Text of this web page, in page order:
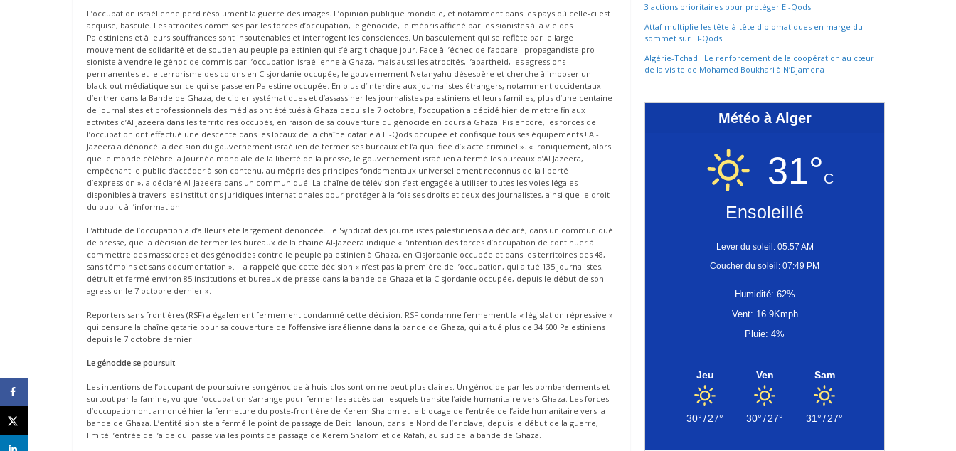
L’occupation israélienne perd résolument la guerre des images. L’opinion publique mondiale, et notamment dans les pays où celle-ci est
acquise, bascule. Les atrocités commises par les forces d’occupation, le génocide, le mépris affiché par les sionistes à la vie des
Palestiniens et à leurs souffrances sont insoutenables et interrogent les consciences. Un basculement qui se reflète par le large
mouvement de solidarité et de soutien au peuple palestinien qui s’élargit chaque jour. Face à l’échec de l’appareil propagandiste pro-
sioniste à vendre le génocide commis par l’occupation israélienne à Ghaza, mais aussi les atrocités, l’apartheid, les agressions
permanentes et le terrorisme des colons en Cisjordanie occupée, le gouvernement Netanyahu désespère et cherche à imposer un
black-out médiatique sur ce qui se passe en Palestine occupée. En plus d’interdire aux journalistes étrangers, notamment occidentaux
d’entrer dans la Bande de Ghaza, de cibler systématiques et d’assassiner les journalistes palestiniens et leurs familles, plus d’une centaine
de journalistes et professionnels des médias ont été tués à Ghaza depuis le 7 octobre, l’occupation a décidé hier de mettre fin aux
activités d’Al Jazeera dans les territoires occupés, en raison de sa couverture du génocide en cours à Ghaza. Pis encore, les forces de
l’occupation ont effectué une descente dans les locaux de la chaîne qatarie à El-Qods occupée et confisqué tous ses équipements ! Al-
Jazeera a dénoncé la décision du gouvernement israélien de fermer ses bureaux et l’a qualifiée d’« acte criminel ». « Ironiquement, alors
que le monde célèbre la Journée mondiale de la liberté de la presse, le gouvernement israélien a fermé les bureaux d’Al Jazeera,
empêchant le public d’accéder à son contenu, au mépris des principes fondamentaux universellement reconnus de la liberté
d’expression », a déclaré Al-Jazeera dans un communiqué. ​​​​​​​La chaîne de télévision s’est engagée à utiliser toutes les voies légales
disponibles à travers les institutions juridiques internationales pour protéger à la fois ses droits et ceux des journalistes, ainsi que le droit
du public à l’information.
L’attitude de l’occupation a d’ailleurs été largement dénoncée. Le Syndicat des journalistes palestiniens a a déclaré, dans un communiqué
de presse, que la décision de fermer les bureaux de la chaine Al-Jazeera indique « l’intention des forces d’occupation de continuer à
commettre des massacres et des génocides contre le peuple palestinien à Ghaza, en Cisjordanie occupée et dans les territoires des 48,
sans témoins et sans documentation ». Il a rappelé que cette décision « n’est pas la première de l’occupation, qui a tué 135 journalistes,
détruit et fermé environ 85 institutions et bureaux de presse dans la bande de Ghaza et la Cisjordanie occupée, depuis le début de son
agression le 7 octobre dernier ».
Reporters sans frontières (RSF) a également fermement condamné cette décision. RSF condamne fermement la « législation répressive »
qui censure la chaîne qatarie pour sa couverture de l’offensive israélienne dans la bande de Ghaza, qui a tué plus de 34 600 Palestiniens
depuis le 7 octobre dernier.
Le génocide se poursuit
Les intentions de l’occupant de poursuivre son génocide à huis-clos sont on ne peut plus claires. Un génocide par les bombardements et
surtout par la famine, vu que l’occupation s’arrange pour fermer les accès par lesquels transite l’aide humanitaire vers Ghaza. Les forces
d’occupation ont annoncé hier la fermeture du poste-frontière de Kerem Shalom et le blocage de l’entrée de l’aide humanitaire vers la
bande de Ghaza. L’entité sioniste a fermé le point de passage de Beit Hanoun, dans le Nord de l’enclave, depuis le début de la guerre,
limité l’entrée de l’aide qui passe via les points de passage de Kerem Shalom et de Rafah, au sud de la bande de Ghaza.
3 actions prioritaires pour protéger El-Qods
Attaf multiplie les tête-à-tête diplomatiques en marge du
sommet sur El-Qods
Algérie-Tchad : Le renforcement de la coopération au cœur
de la visite de Mohamed Boukhari à N’Djamena
Météo à Alger
31°C
Ensoleillé
Lever du soleil: 05:57 AM
Coucher du soleil: 07:49 PM
Humidité: 62%
Vent: 16.9Kmph
Pluie: 4%
Jeu
30°/27°
Ven
30°/27°
Sam
31°/27°